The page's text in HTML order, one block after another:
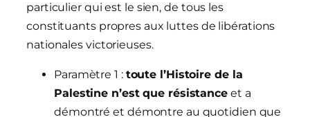
particulier qui est le sien, de tous les
constituants propres aux luttes de libérations
nationales victorieuses.
Paramètre 1 : toute l’Histoire de la
Palestine n’est que résistance et a
démontré et démontre au quotidien que